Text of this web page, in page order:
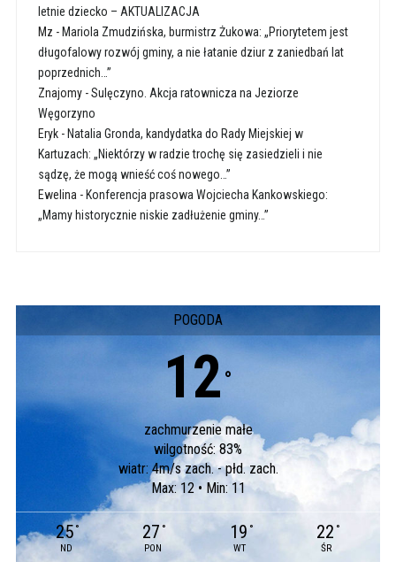
letnie dziecko – AKTUALIZACJA
Mz - Mariola Zmudzińska, burmistrz Żukowa: „Priorytetem jest
długofalowy rozwój gminy, a nie łatanie dziur z zaniedbań lat
poprzednich…”
Znajomy-Sulęczyno. Akcja ratownicza na Jeziorze
Węgorzyno
Eryk- Natalia Gronda, kandydatka do Rady Miejskiej w
Kartuzach: „Niektórzy w radzie trochę się zasiedzieli i nie
sądzę, że mogą wnieść coś nowego…”
Ewelina - Konferencja prasowa Wojciecha Kankowskiego:
„Mamy historycznie niskie zadłużenie gminy…”
POGODA
12 °
zachmurzenie małe
wilgotność: 83%
wiatr: 4m/s zach. - płd. zach.
Max: 12 • Min: 11
25 °
ND
27 °
PON
19 °
WT
22 °
ŚR